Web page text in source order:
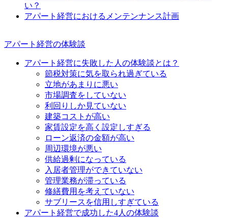
い？
アパート経営におけるメンテンナンス計画
アパート経営の体験談
アパート経営に失敗した人の体験談とは？
節税対策に気を取られ過ぎている
立地があまりに悪い
市場調査をしていない
利回りしか見ていない
建築コストが高い
家賃設定を高く設定しすぎる
ローン返済の金額が高い
周辺環境が悪い
供給過剰になっている
入居者管理ができていない
管理業務が滞っている
修繕費用を考えていない
サブリースを信用しすぎている
アパート経営で成功した4人の体験談